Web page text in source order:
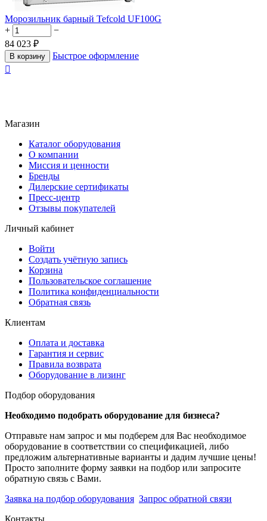
Морозильник барный Tefcold UF100G
+
−
84 023 ₽
В корзину
Быстрое оформление

Магазин
Каталог оборудования
О компании
Миссия и ценности
Бренды
Дилерские сертификаты
Пресс-центр
Отзывы покупателей
Личный кабинет
Войти
Создать учётную запись
Корзина
Пользовательское соглашение
Политика конфиденциальности
Обратная связь
Клиентам
Оплата и доставка
Гарантия и сервис
Правила возврата
Оборудование в лизинг
Подбор оборудования
Необходимо подобрать оборудование для бизнеса?
Отправьте нам запрос и мы подберем для Вас необходимое
оборудование в соответствии со спецификацией, либо
предложим альтернативные варианты и дадим лучшие цены!
Просто заполните форму заявки на подбор или запросите
обратную связь с Вами.
Заявка на подбор оборудования Запрос обратной связи
Контакты